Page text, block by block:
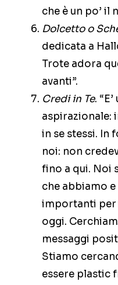
che è un po’ il
Dolcetto o
dedicata a
Trote adora
avanti”.
Credi in Te.
aspirazionale:
in se stessi. In
noi: non
fino a qui. Noi
che abbiamo
importanti per
oggi.
messaggi
Stiamo
essere plastic